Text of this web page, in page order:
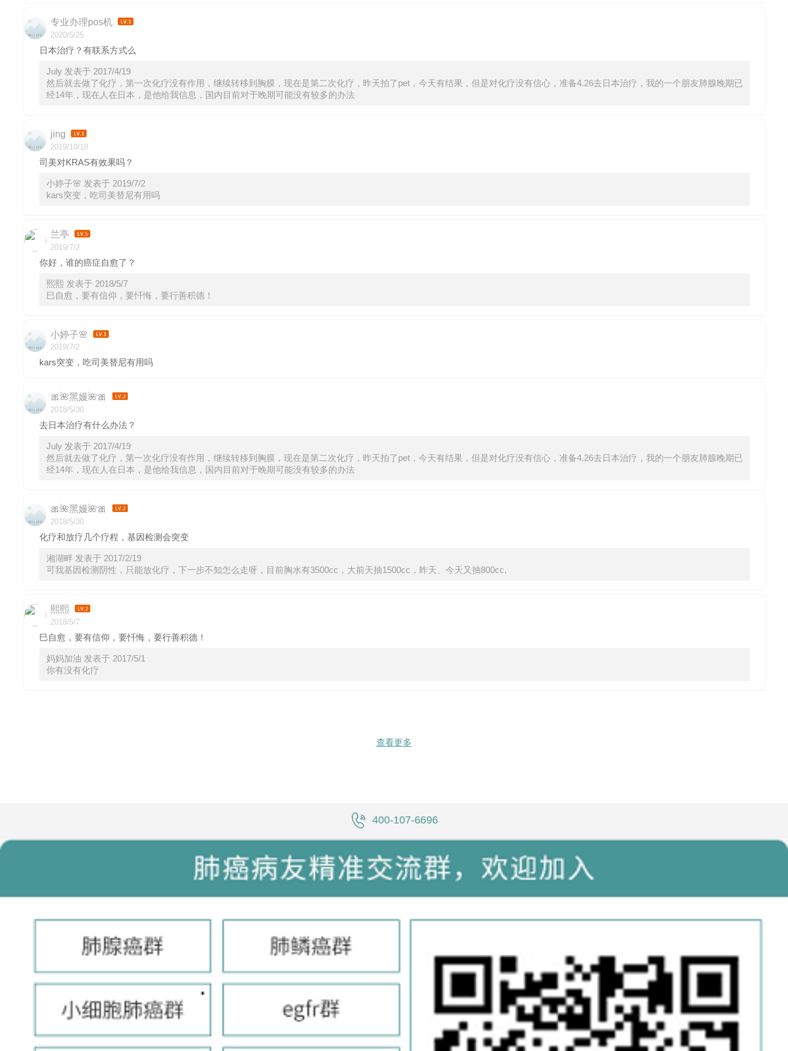
专业办理pos机
2020/5/25
日本治疗？有联系方式么
July 发表于 2017/4/19
然后就去做了化疗，第一次化疗没有作用，继续转移到胸膜，现在是第二次化疗，昨天拍了pet，今天有结果，但是对化疗没有信心，准备4.26去日本治疗，我的一个朋友肺腺晚期已
经14年，现在人在日本，是他给我信息，国内目前对于晚期可能没有较多的办法
jing
2019/10/18
司美对KRAS有效果吗？
小婷子🌸 发表于 2019/7/2
kars突变，吃司美替尼有用吗
兰亭
2019/7/2
你好，谁的癌症自愈了？
熙熙 发表于 2018/5/7
巳自愈，要有信仰，要忏悔，要行善积德！
小婷子🌸
2019/7/2
kars突变，吃司美替尼有用吗
🎀🌺黑嫚🌺🎀
2018/5/30
去日本治疗有什么办法？
July 发表于 2017/4/19
然后就去做了化疗，第一次化疗没有作用，继续转移到胸膜，现在是第二次化疗，昨天拍了pet，今天有结果，但是对化疗没有信心，准备4.26去日本治疗，我的一个朋友肺腺晚期已
经14年，现在人在日本，是他给我信息，国内目前对于晚期可能没有较多的办法
🎀🌺黑嫚🌺🎀
2018/5/30
化疗和放疗几个疗程，基因检测会突变
湘湖畔 发表于 2017/2/19
可我基因检测阴性，只能放化疗，下一步不知怎么走呀，目前胸水有3500cc，大前天抽1500cc，昨天、今天又抽800cc,
熙熙
2018/5/7
巳自愈，要有信仰，要忏悔，要行善积德！
妈妈加油 发表于 2017/5/1
你有没有化疗
查看更多
400-107-6696